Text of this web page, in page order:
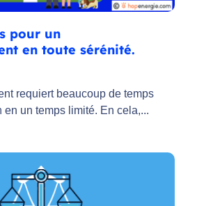
pour un
en toute sérénité.
requiert beaucoup de temps
en un temps limité. En cela,...